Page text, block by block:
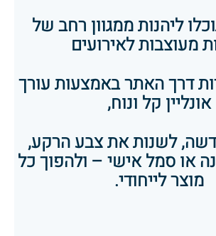
ליהנות ממגוון רחב של
מעוצבות לאירועים
דרך האתר באמצעות עורך
אונליין קל ונוח,
לשנות את צבע הרקע,
או סמל אישי – ולהפוך כל
מוצר לייחודי.